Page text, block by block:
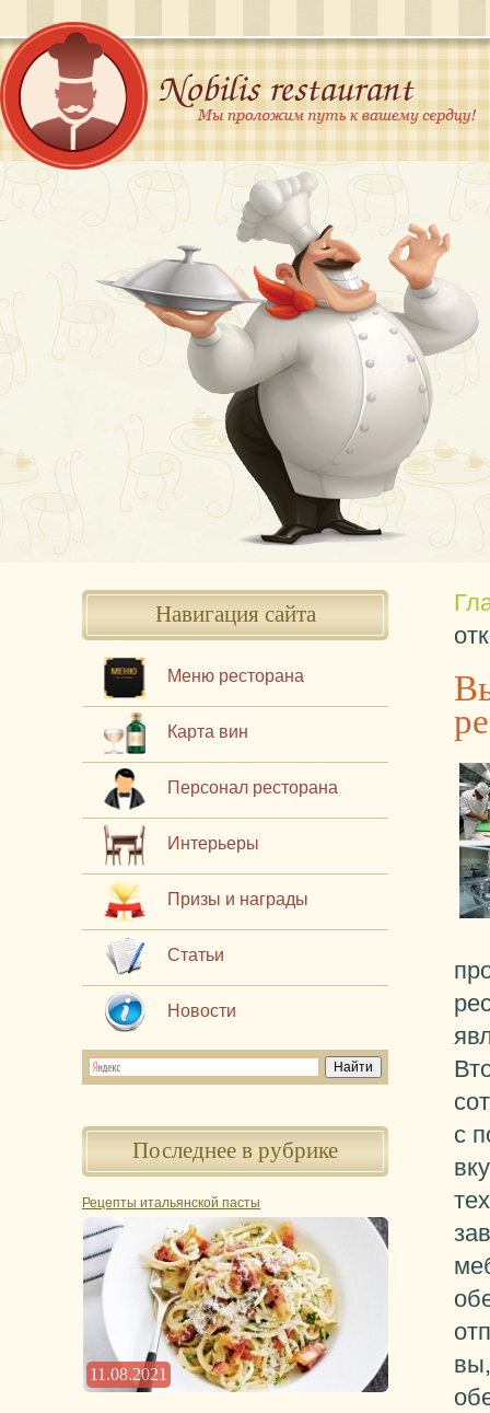
Навигация сайта
Меню ресторана
Карта вин
Персонал ресторана
Интерьеры
Призы и награды
Статьи
Новости
Последнее в рубрике
Рецепты итальянской пасты
11.08.2021
с